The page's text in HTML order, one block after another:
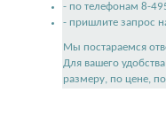
- по телефонам 8-
- пришлите запрос
Мы постараемся
Для вашего
размеру, по цене,